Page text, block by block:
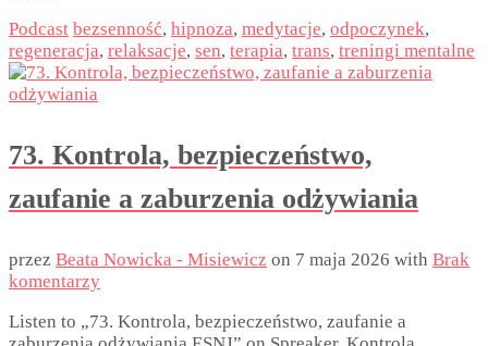
Podcast bezsenność, hipnoza, medytacje, odpoczynek,
regeneracja, relaksacje, sen, terapia, trans, treningi mentalne
73. Kontrola, bezpieczeństwo,
zaufanie a zaburzenia odżywiania
przez Beata Nowicka - Misiewicz on 7 maja 2026 with Brak
komentarzy
Listen to „73. Kontrola, bezpieczeństwo, zaufanie a